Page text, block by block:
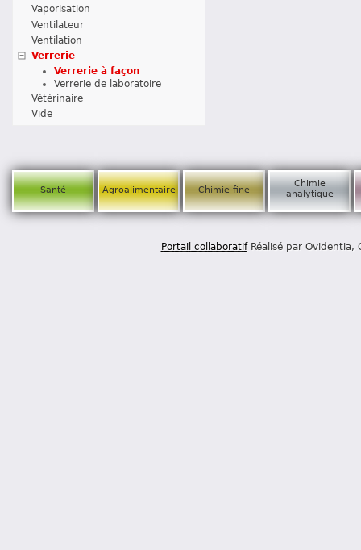
Vaporisation
Ventilateur
Ventilation
Verrerie
Verrerie à façon
Verrerie de laboratoire
Vétérinaire
Vide
Santé Agroalimentaire Chimie fine
Chimie
analytique
Portail collaboratifRéalisé par Ovidentia,